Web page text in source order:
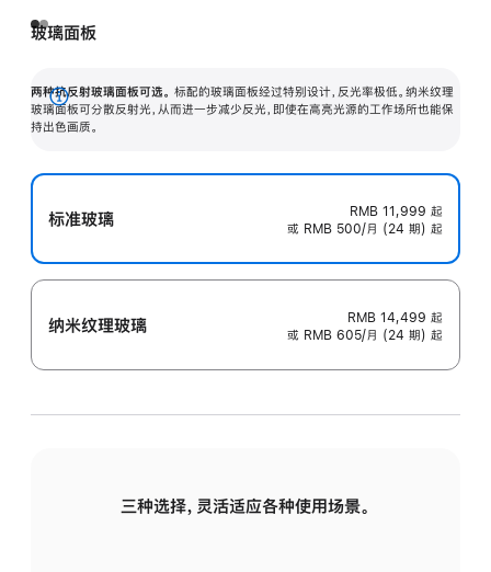
玻璃面板
两种抗反射玻璃面板可选。 标配的玻璃面板经过特别设计，反光率极低。纳米纹理
玻璃面板可分散反射光，从而进一步减少反光，即使在高亮光源的工作场所也能保
持出色画质。
展
开
标准玻璃 RMB 11,999 起
或 RMB 500/月 (24 期) 起
纳米纹理玻璃 RMB 14,499 起
或 RMB 605/月 (24 期) 起
三种选择，灵活适应各种使用场景。